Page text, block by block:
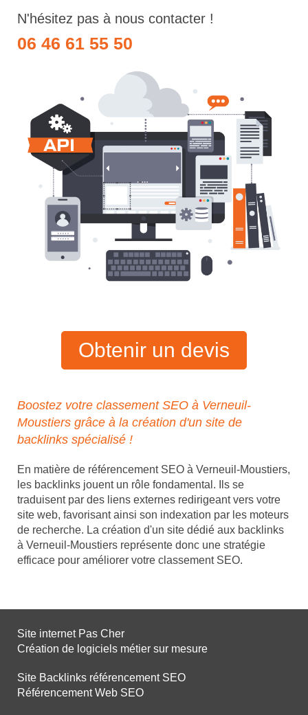
N'hésitez pas à nous contacter !
06 46 61 55 50
Obtenir un devis
Boostez votre classement SEO à Verneuil-
Moustiers grâce à la création d'un site de
backlinks spécialisé !
En matière de référencement SEO à Verneuil-Moustiers,
les backlinks jouent un rôle fondamental. Ils se
traduisent par des liens externes redirigeant vers votre
site web, favorisant ainsi son indexation par les moteurs
de recherche. La création d'un site dédié aux backlinks
à Verneuil-Moustiers représente donc une stratégie
efficace pour améliorer votre classement SEO.
Site internet Pas Cher
Création de logiciels métier sur mesure
Site Backlinks référencement SEO
Référencement Web SEO